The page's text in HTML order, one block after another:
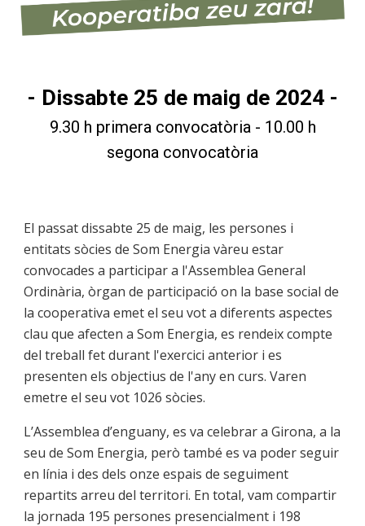
- Dissabte 25 de maig de 2024 -
9.30 h primera convocatòria - 10.00 h
segona convocatòria
El passat dissabte 25 de maig, les persones i
entitats sòcies de Som Energia vàreu estar
convocades a participar a l'Assemblea General
Ordinària, òrgan de participació on la base social de
la cooperativa emet el seu vot a diferents aspectes
clau que afecten a Som Energia, es rendeix compte
del treball fet durant l'exercici anterior i es
presenten els objectius de l'any en curs. Varen
emetre el seu vot 1026 sòcies.
L’Assemblea d’enguany, es va celebrar a Girona, a la
seu de Som Energia, però també es va poder seguir
en línia i des dels onze espais de seguiment
repartits arreu del territori. En total, vam compartir
la jornada 195 persones presencialment i 198